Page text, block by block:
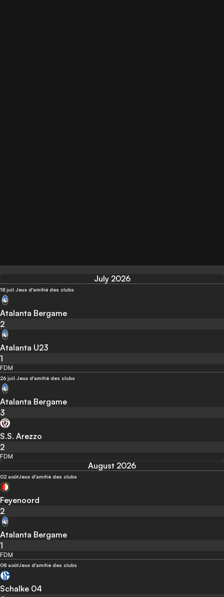
July 2026
18 juil.Jeux d'amitié des clubs
Atalanta Bergame
2
Atalanta U23
1
FDM
26 juil.Jeux d'amitié des clubs
Atalanta Bergame
3
S.S. Arezzo
2
FDM
August 2026
02 aoûtJeux d'amitié des clubs
Feyenoord
2
Atalanta Bergame
1
FDM
08 aoûtJeux d'amitié des clubs
Schalke 04